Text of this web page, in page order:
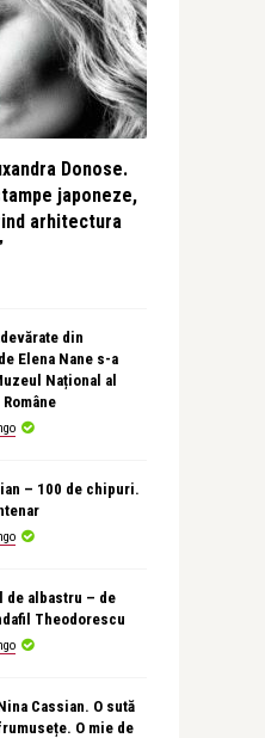
Donose.
japoneze,
arhitectura
din
Elena Nane s-a
Național al
– 100 de chipuri.
de albastru – de
Theodorescu
Cassian. O sută
O mie de